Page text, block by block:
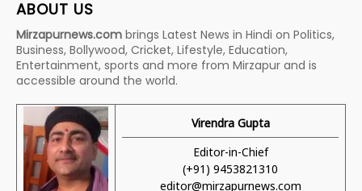
ABOUT US
Mirzapurnews.com brings Latest News in Hindi on Politics,
Business, Bollywood, Cricket, Lifestyle, Education,
Entertainment, sports and more from Mirzapur and is
accessible around the world.
Virendra Gupta
Editor-in-Chief
(+91) 9453821310
editor@mirzapurnews.com